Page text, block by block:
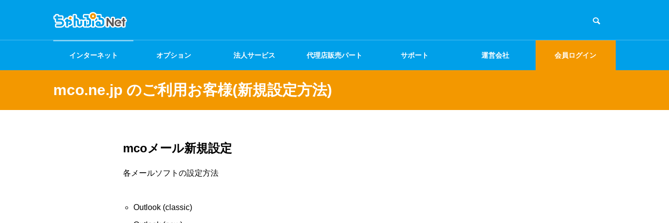
インターネット オプション 法人サービス 代理店販売パート
ナー
サポート 運営会社 会員ログイン
mco.ne.jp のご利用お客様(新規設定方法)
mcoメール新規設定
各メールソフトの設定方法
Outlook (classic)